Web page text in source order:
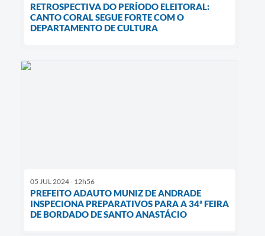
RETROSPECTIVA DO PERÍODO ELEITORAL:
CANTO CORAL SEGUE FORTE COM O
DEPARTAMENTO DE CULTURA
05 JUL 2024 - 12h56
PREFEITO ADAUTO MUNIZ DE ANDRADE
INSPECIONA PREPARATIVOS PARA A 34ª FEIRA
DE BORDADO DE SANTO ANASTÁCIO